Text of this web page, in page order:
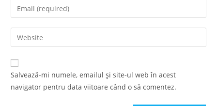
comment
Enter
your
email
address
comment
Enter
your
website
URL
Salvează-mi numele, emailul și site-ul web în acest
navigator pentru data viitoare când o să comentez.